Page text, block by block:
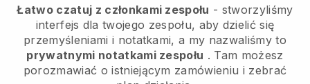
Łatwo czatuj z członkami zespołu - stworzyliśmy
interfejs dla twojego zespołu, aby dzielić się
przemyśleniami i notatkami, a my nazwaliśmy to
prywatnymi notatkami zespołu . Tam możesz
porozmawiać o istniejącym zamówieniu i zebrać